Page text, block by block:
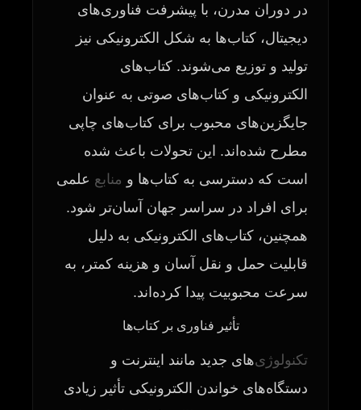
در دوران مدرن، با پیشرفت فناوری‌های
دیجیتال، کتاب‌ها به شکل الکترونیکی نیز
تولید و توزیع می‌شوند. کتاب‌های
الکترونیکی و کتاب‌های صوتی به عنوان
جایگزین‌های محبوب برای کتاب‌های چاپی
مطرح شده‌اند. این تحولات باعث شده
است که دسترسی به کتاب‌ها و منابع علمی
برای افراد در سراسر جهان آسان‌تر شود.
همچنین، کتاب‌های الکترونیکی به دلیل
قابلیت حمل و نقل آسان و هزینه کمتر، به
سرعت محبوبیت پیدا کرده‌اند.
تأثیر فناوری بر کتاب‌ها
تکنولوژی‌های جدید مانند اینترنت و
دستگاه‌های خواندن الکترونیکی تأثیر زیادی